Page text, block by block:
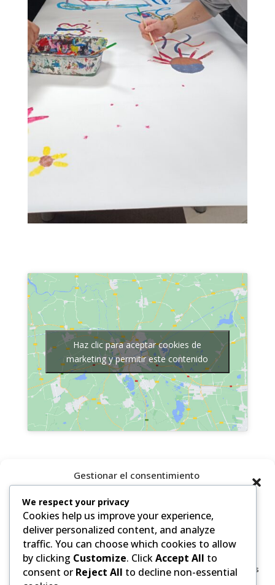
Gestionar el consentimiento
de las cookies
Para ofrecer las mejores experiencias, utilizamos tecnologías como
las cookies para almacenar y/o acceder a la información del
dispositivo. El consentimiento de estas tecnologías nos permitirá
procesar datos como el comportamiento de navegación o las
identificaciones únicas en este sitio. No consentir o retirar el
consentimiento, puede afectar negativamente a ciertas características
y funciones.
Haz clic para aceptar cookies de
marketing y permitir este contenido
We respect your privacy
Cookies help us improve your experience,
deliver personalized content, and analyze
traffic. You can choose which cookies to allow
by clicking Customize. ClickAccept All to
consent or Reject All to decline non-essential